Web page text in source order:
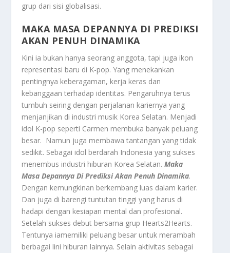
grup dari sisi globalisasi.
MAKA MASA DEPANNYA DI PREDIKSI
AKAN PENUH DINAMIKA
Kini ia bukan hanya seorang anggota, tapi juga ikon
representasi baru di K-pop. Yang menekankan
pentingnya keberagaman, kerja keras dan
kebanggaan terhadap identitas. Pengaruhnya terus
tumbuh seiring dengan perjalanan kariernya yang
menjanjikan di industri musik Korea Selatan. Menjadi
idol K-pop seperti Carmen membuka banyak peluang
besar. Namun juga membawa tantangan yang tidak
sedikit. Sebagai idol berdarah Indonesia yang sukses
menembus industri hiburan Korea Selatan.Maka
Masa Depannya Di Prediksi Akan Penuh Dinamika.
Dengan kemungkinan berkembang luas dalam karier.
Dan juga di barengi tuntutan tinggi yang harus di
hadapi dengan kesiapan mental dan profesional.
Setelah sukses debut bersama grup Hearts2Hearts.
Tentunya iamemiliki peluang besar untuk merambah
berbagai lini hiburan lainnya. Selain aktivitas sebagai